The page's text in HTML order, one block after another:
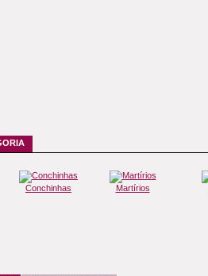
Conchinhas Martírios